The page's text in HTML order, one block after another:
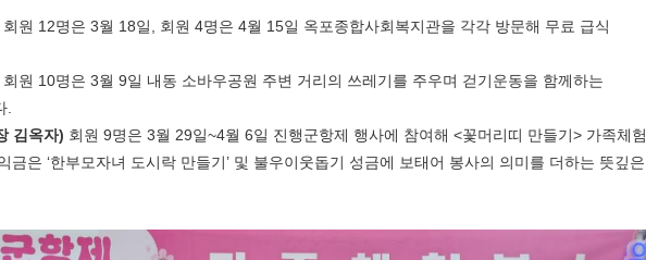
회원 12명은 3월 18일, 회원 4명은 4월 15일 옥포종합사회복지관을 각각 방문해 무료 급식
회원 10명은 3월 9일 내동 소바우공원 주변 거리의 쓰레기를 주우며 걷기운동을 함께하는
.
김옥자) 회원 9명은 3월 29일~4월 6일 진행군항제 행사에 참여해 <꽃머리띠 만들기> 가족체험
금은 ‘한부모자녀 도시락 만들기’ 및 불우이웃돕기 성금에 보태어 봉사의 의미를 더하는 뜻깊은